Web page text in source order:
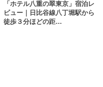
「ホテル八重の翠東京」宿泊レ
ビュー｜日比谷線八丁堀駅から
徒歩３分ほどの距…